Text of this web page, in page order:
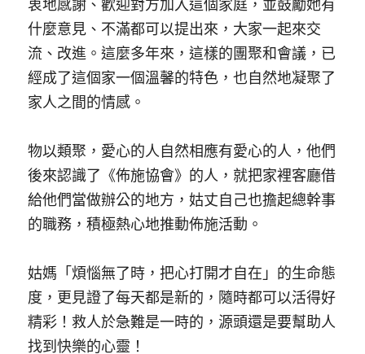
衷地感謝、歡迎對方加入這個家庭，並鼓勵她有
什麼意見、不滿都可以提出來，大家一起來交
流、改進。這麼多年來，這樣的團聚和會議，已
經成了這個家一個溫馨的特色，也自然地凝聚了
家人之間的情感。
物以類聚，愛心的人自然相應有愛心的人，他們
後來認識了《佈施協會》的人，就把家裡客廳借
給他們當做辦公的地方，姑丈自己也擔起總幹事
的職務，積極熱心地推動佈施活動。
姑媽「煩惱無了時，把心打開才自在」的生命態
度，更見證了每天都是新的，隨時都可以活得好
精彩！救人於急難是一時的，源頭還是要幫助人
找到快樂的心靈！